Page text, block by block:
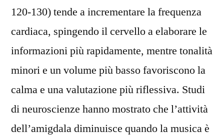
alle
Slot
Ruolo
della
Musicale
nella
120‑130) tende a incrementare la frequenza
cardiaca, spingendo il cervello a elaborare le
informazioni più rapidamente, mentre tonalità
minori e un volume più basso favoriscono la
calma e una valutazione più riflessiva. Studi
di neuroscienze hanno mostrato che l’attività
dell’amigdala diminuisce quando la musica è